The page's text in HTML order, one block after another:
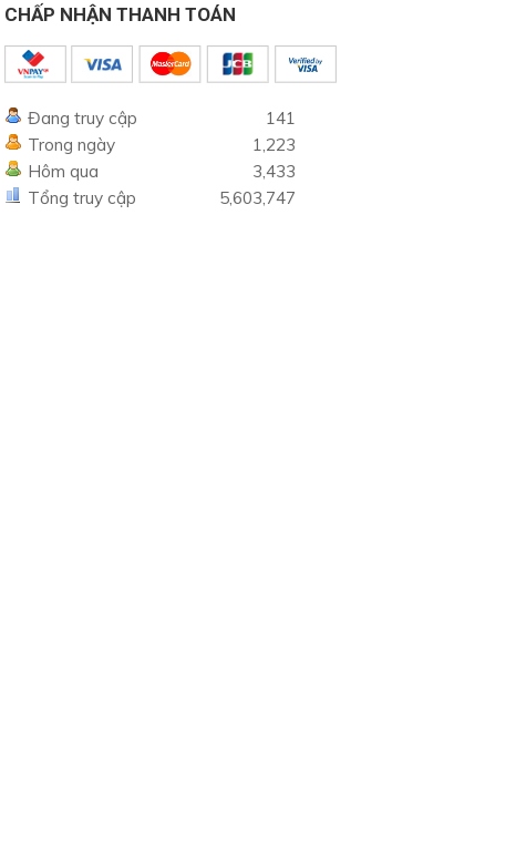
CHẤP NHẬN THANH TOÁN
Đang truy cập
141
Trong ngày
1,223
Hôm qua
3,433
Tổng truy cập
5,603,747